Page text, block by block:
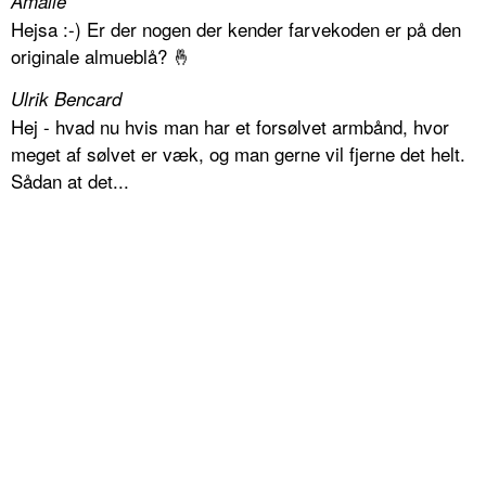
Hejsa :-) Er der nogen der kender farvekoden er på den
originale almueblå? 🤞
Ulrik Bencard
Hej - hvad nu hvis man har et forsølvet armbånd, hvor
meget af sølvet er væk, og man gerne vil fjerne det helt.
Sådan at det...